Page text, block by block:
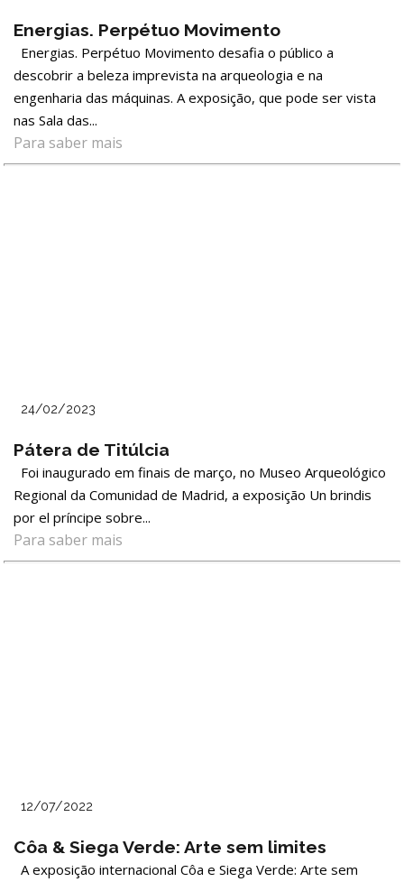
Início
MNA
ESCUTA
LOJA
Notícias/Destaques
Energias. Perpétuo Movimento
Energias. Perpétuo Movimento desafia o público a
descobrir a beleza imprevista na arqueologia e na
engenharia das máquinas. A exposição, que pode ser vista
nas Sala das...
Para saber mais
24/02/2023
Pátera de Titúlcia
Foi inaugurado em finais de março, no Museo Arqueológico
Regional da Comunidad de Madrid, a exposição Un brindis
por el príncipe sobre...
Para saber mais
12/07/2022
Côa & Siega Verde: Arte sem limites
A exposição internacional Côa e Siega Verde: Arte sem